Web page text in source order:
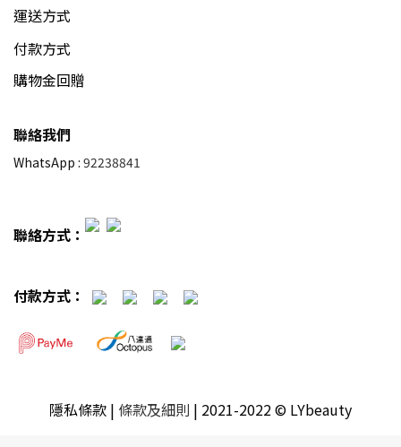
運送方式
付款方式
購物金回贈
聯絡我們
WhatsApp : 92238841
聯絡方式：
付款方式：
隱私條款 | 條款及細則 | 2021-2022 © LYbeauty